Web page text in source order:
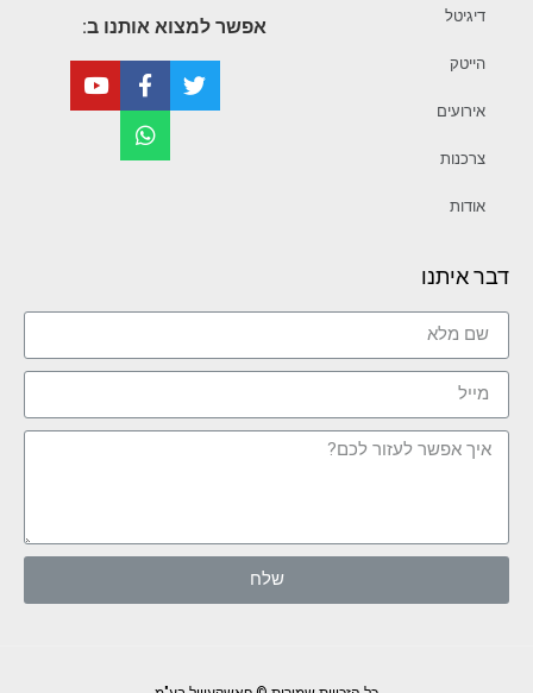
דיגיטל
הייטק
אירועים
צרכנות
אודות
אפשר למצוא אותנו ב:
דבר איתנו
שלח